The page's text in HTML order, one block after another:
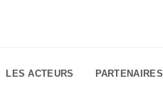
LES ACTEURS PARTENAIRES